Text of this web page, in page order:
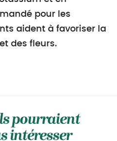
pour les
aident à favoriser la
des fleurs.
pourraient
intéresser